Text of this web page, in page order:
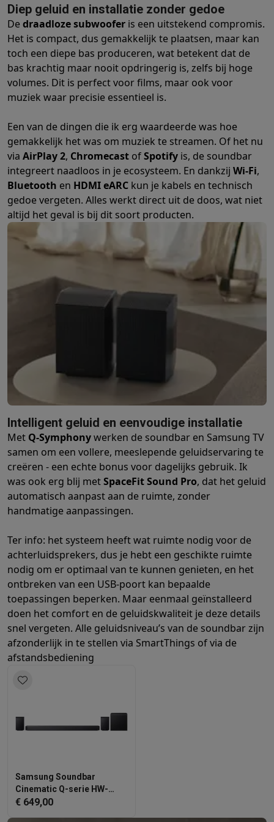
Telefonie & smartwatches
GSM'sSmartphonesApple iPhoneSamsung smartphones
RefurbishedRefurbished smartphones BuyBack
GSM bescherming
iPhone hoesjes Samsung hoesjes
Smartwatches Smartwatches Activity Trackers Bandjes
Opladers
GSM opladers
Opladers en kabels Draadloze opladers
GSM accessoires
Vaste telefoons Vaste telefoonsWalkie talkiesBabyfoons
Computers & tablets
ComputersLaptopsGaming laptopsApple MacBookWindows
Randapparatuur ITMuizenToetsenborden WebcamsPC
Tablets & e-readersTabletsApple iPadSamsung Galaxy Tab
Printen PrintersInktpatronen & papierCricut
Netwerk & wifiRouters & access pointsPowerline & Wi-Fi
Geheugen & opslag
SSDUSB-sticks
SoftwareWindows & Microsoft Office
Overige
Toebehoren ITOpladers & kabels Tassen & sleeves Steunen
PlayStation
PlayStation 5PS5 games
Playstation
Nintendo Switch 2 Nintendo Switch gamesNintendo
Xbox headsetsXbox
Gaming setup
Gaming microfoons
Gaming consoles
Smart home & devices
Smartwatches
Activity Trackers Bandjes
Veiligheid & bescherming Bewakingscamera'sAlarmsystemen
Contactloos betalen BetaalterminalsAccessoires SumUp
Omgeving & comfortVerlichtingPlug & play zonnepanelen
Entertainment Smart TV Smart speakersGoogle TV Streamer
Slimme koelkasten Slimme vaatwassers
Slimme
Huishouden & gezondheid
Slimme wasmachines
Eco producten
Ecocheques
Info ecocheques Alle eco producten Alle eco promoties
Refurbished
Refurbished smartphones Refurbished tabletsRefurbished
Huishouden
Wasmachines met ecochequesDroogkasten met ecocheques
Kleine keukentoestellen
Kleine keukentoestellen met ecochequesKoffiemachines met
Grote keukentoestellen
Airco
TV & audio
TV met ecochequesBluetooth speakers met ecocheques
Transport
Elektrische steps met ecocheques
Eco initiatieven
ImpactEnergie besparenRecycleer je oud elektro
Diep geluid en installatie zonder gedoe
Dedraadloze subwoofer is een uitstekend compromis.
Het is compact, dus gemakkelijk te plaatsen, maar kan
toch een diepe bas produceren, wat betekent dat de
bas krachtig maar nooit opdringerig is, zelfs bij hoge
volumes. Dit is perfect voor films, maar ook voor
muziek waar precisie essentieel is.
Een van de dingen die ik erg waardeerde was hoe
gemakkelijk het was om muziek te streamen. Of het nu
via AirPlay 2, Chromecast ofSpotify is, de soundbar
integreert naadloos in je ecosysteem. En dankzij Wi-Fi,
Bluetooth en HDMI eARC kun je kabels en technisch
gedoe vergeten. Alles werkt direct uit de doos, wat niet
altijd het geval is bij dit soort producten.
Intelligent geluid en eenvoudige installatie
Met Q-Symphonywerken de soundbar en Samsung TV
samen om een vollere, meeslepende geluidservaring te
creëren - een echte bonus voor dagelijks gebruik. Ik
was ook erg blij metSpaceFit Sound Pro, dat het geluid
automatisch aanpast aan de ruimte, zonder
handmatige aanpassingen.
Ter info: het systeem heeft wat ruimte nodig voor de
achterluidsprekers, dus je hebt een geschikte ruimte
nodig om er optimaal van te kunnen genieten, en het
ontbreken van een USB-poort kan bepaalde
toepassingen beperken. Maar eenmaal geïnstalleerd
doen het comfort en de geluidskwaliteit je deze details
snel vergeten. Alle geluidsniveau’s van de soundbar zijn
afzonderlijk in te stellen via SmartThings of via de
afstandsbediening
Samsung Soundbar
Cinematic Q-serie HW-
Q930F/XN - Zwart
€ 649,00